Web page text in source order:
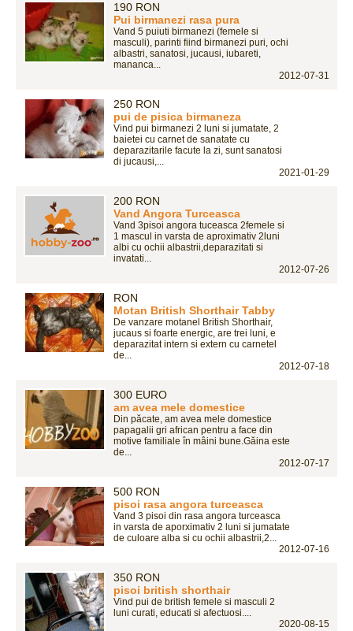
190 RON
Pui birmanezi rasa pura
Vand 5 puiuti birmanezi (femele si
masculi), parinti fiind birmanezi puri, ochi
albastri, sanatosi, jucausi, iubareti,
mananca...
2012-07-31
250 RON
pui de pisica birmaneza
Vind pui birmanezi 2 luni si jumatate, 2
baietei cu carnet de sanatate cu
deparazitarile facute la zi, sunt sanatosi
di jucausi,...
2021-01-29
200 RON
Vand Angora Turceasca
Vand 3pisoi angora tuceasca 2femele si
1 mascul in varsta de aproximativ 2luni
albi cu ochii albastrii,deparazitati si
invatati...
2012-07-26
RON
Motan British Shorthair Tabby
De vanzare motanel British Shorthair,
jucaus si foarte energic, are trei luni, e
deparazitat intern si extern cu carnetel
de...
2012-07-18
300 EURO
am avea mele domestice
Din păcate, am avea mele domestice
papagalii gri african pentru a face din
motive familiale în mâini bune.Găina este
de...
2012-07-17
500 RON
pisoi rasa angora turceasca
Vand 3 pisoi din rasa angora turceasca
in varsta de aporximativ 2 luni si jumatate
de culoare alba si cu ochii albastrii,2...
2012-07-16
350 RON
pisoi british shorthair
Vind pui de british femele si masculi 2
luni curati, educati si afectuosi....
2020-08-15